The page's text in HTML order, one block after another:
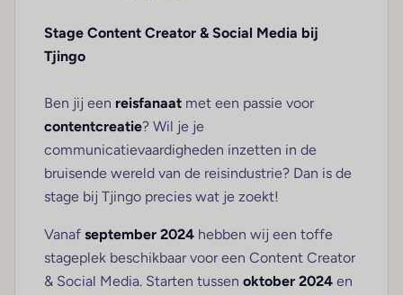
Stage Content Creator & Social Media bij
Tjingo
Ben jij een reisfanaat met een passie voor
contentcreatie? Wil je je
communicatievaardigheden inzetten in de
bruisende wereld van de reisindustrie? Dan is de
stage bij Tjingo precies wat je zoekt!
Vanaf september 2024 hebben wij een toffe
stageplek beschikbaar voor een Content Creator
& Social Media. Starten tussen oktober 2024 en